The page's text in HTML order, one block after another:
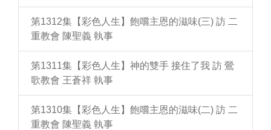
第1312集【彩色人生】飽嚐主恩的滋味(三) 訪 二
重教會 陳聖義 執事
第1311集【彩色人生】神的雙手 接住了我 訪 鶯
歌教會 王蒼祥 執事
第1310集【彩色人生】飽嚐主恩的滋味(二) 訪 二
重教會 陳聖義 執事